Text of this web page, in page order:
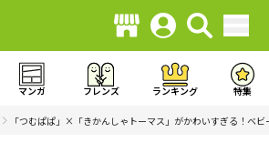
マンガ フレンズ ランキング 特集
「つむぱぱ」×「きかんしゃトーマス」がかわいすぎる！ベ